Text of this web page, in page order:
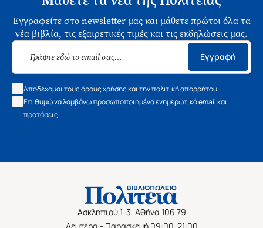
Εγγραφείτε στο newsletter μας και μάθετε πρώτοι όλα τα
νέα βιβλία, τις εξαιρετικές τιμές και τις εκδηλώσεις μας.
Εγγραφή
Αποδέχομαι τους όρους χρήσης και την πολιτική απορρήτου
Επιθυμώ να λαμβάνω προσωποποιημένα ενημερωτικά email και
προτάσεις
Ασκληπιού 1-3, Αθήνα 106 79